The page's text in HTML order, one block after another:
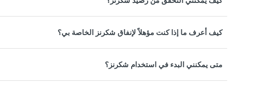
كيف أعرف ما إذا كنت مؤهلاً لإنفاق شكرنز الخاصة بي؟
متى يمكنني البدء في استخدام شكرنز؟